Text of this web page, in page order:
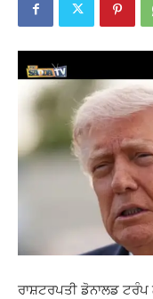
ਰਾਸ਼ਟਰਪਤੀ ਡੋਨਾਲਡ ਟਰੰਪ